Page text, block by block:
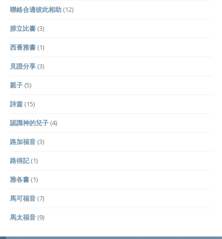
聯絡合適彼此相助 (12)
腓立比書 (3)
西番雅書 (1)
見證分享 (3)
親子 (5)
詩篇 (15)
認識神的兒子 (4)
路加福音 (3)
路得記(1)
雅各書 (1)
馬可福音 (7)
馬太福音 (9)